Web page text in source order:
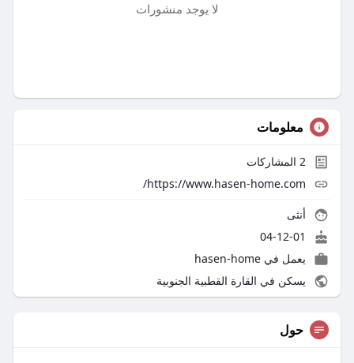
لا يوجد منشورات
معلومات
2المشاركات
https://www.hasen-home.com/
أنثى
يعمل في hasen-home
يسكن في القارة القطبية الجنوبية
حول